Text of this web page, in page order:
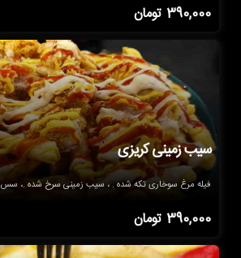
390,000 تومان
سیب زمینی کریزی
فیله مرغ سوخاری تکه شده . ، سیب زمینی سرخ شده .، سس
390,000 تومان